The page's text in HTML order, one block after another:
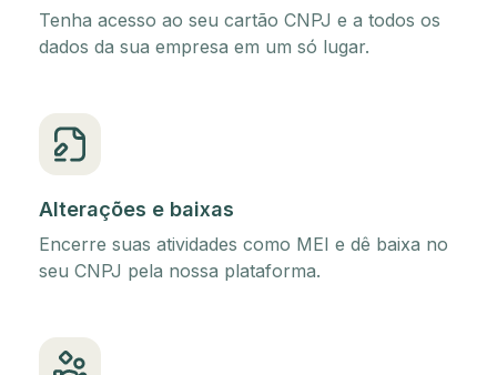
Tenha acesso ao seu cartão CNPJ e a todos os
dados da sua empresa em um só lugar.
Alterações e baixas
Encerre suas atividades como MEI e dê baixa no
seu CNPJ pela nossa plataforma.